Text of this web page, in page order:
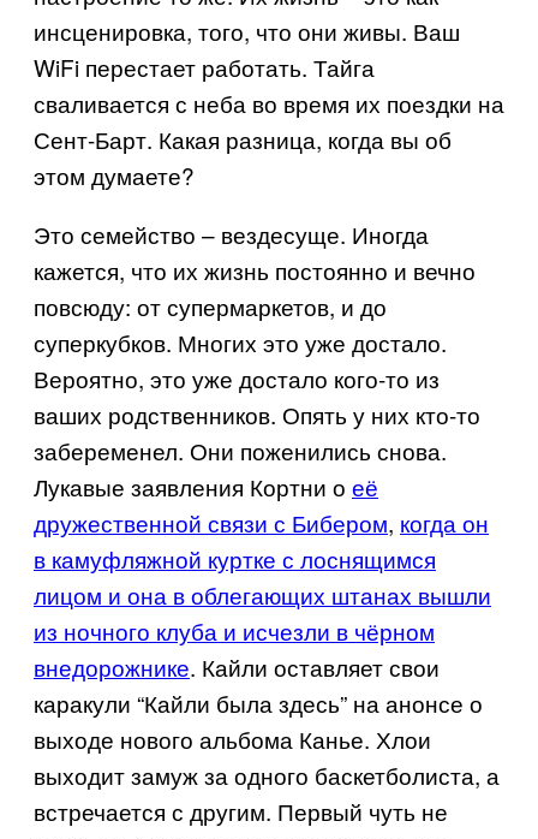
инсценировка, того, что они живы. Ваш
WiFi перестает работать. Тайга
сваливается с неба во время их поездки на
Сент-Барт. Какая разница, когда вы об
этом думаете?
Это семейство – вездесуще. Иногда
кажется, что их жизнь постоянно и вечно
повсюду: от супермаркетов, и до
суперкубков. Многих это уже достало.
Вероятно, это уже достало кого-то из
ваших родственников. Опять у них кто-то
забеременел. Они поженились снова.
Лукавые заявления Кортни о её
дружественной связи с Бибером, когда он
в камуфляжной куртке с лоснящимся
лицом и она в облегающих штанах вышли
из ночного клуба и исчезли в чёрном
внедорожнике. Кайли оставляет свои
каракули “Кайли была здесь” на анонсе о
выходе нового альбома Канье. Хлои
выходит замуж за одного баскетболиста, а
встречается с другим. Первый чуть не